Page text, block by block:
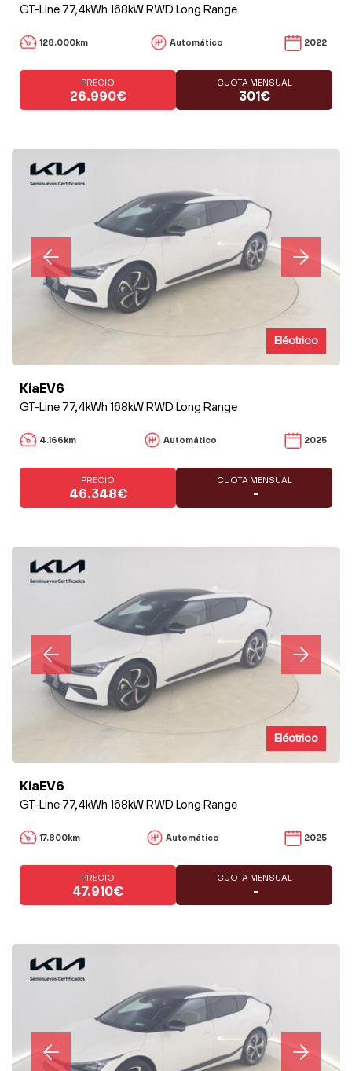
GT-Line 77,4kWh 168kW RWD Long Range
128.000km Automático 2022
PRECIO
26.990€
CUOTA MENSUAL
301€
Eléctrico
KiaEV6
GT-Line 77,4kWh 168kW RWD Long Range
4.166km Automático 2025
PRECIO
46.348€
CUOTA MENSUAL
-
Eléctrico
KiaEV6
GT-Line 77,4kWh 168kW RWD Long Range
17.800km Automático 2025
PRECIO
47.910€
CUOTA MENSUAL
-